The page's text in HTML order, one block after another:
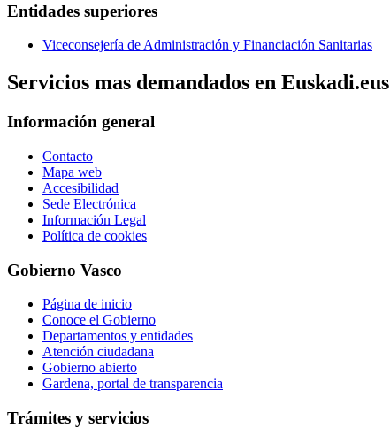
Entidades superiores
Viceconsejería de Administración y Financiación Sanitarias
Servicios mas demandados en Euskadi.eus
Información general
Contacto
Mapa web
Accesibilidad
Sede Electrónica
Información Legal
Política de cookies
Gobierno Vasco
Página de inicio
Conoce el Gobierno
Departamentos y entidades
Atención ciudadana
Gobierno abierto
Gardena, portal de transparencia
Trámites y servicios